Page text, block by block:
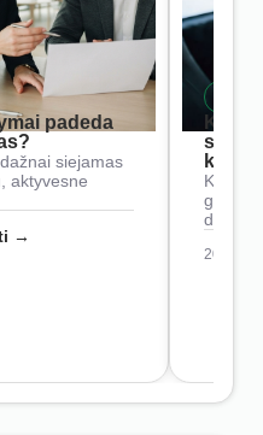
padeda
siejamas
aktyvesne
→
Kaip
2026-